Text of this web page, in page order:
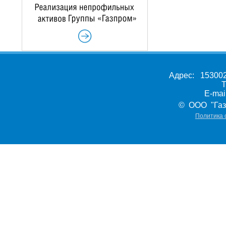
Адрес:
E-
© ООО
Политика